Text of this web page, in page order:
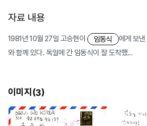
자료 내용
1981년 10월 27일 고승현이 임동식
에게 보
와 함께 있다. 독일에 간 임동식이 잘 도착했...
이미지(3)